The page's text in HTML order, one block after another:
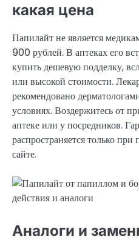
какая цена
Папилайт не является
900 рублей. В аптеках его
купить дешевую подделку,
или высокой стоимости.
рекомендовано
условиях. Воздержитесь от
аптеке или у посредников.
распространяется только
сайте.
Аналоги и